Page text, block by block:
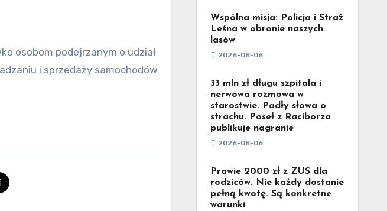
i sprzedaży samochodów
Wspólna misja: Policja i Straż
Leśna w obronie naszych
lasów
2026-08-06
33 mln zł długu szpitala i
nerwowa rozmowa w
starostwie. Padły słowa o
strachu. Poseł z Raciborza
publikuje nagranie
2026-08-06
Prawie 2000 zł z ZUS dla
rodziców. Nie każdy dostanie
pełną kwotę. Są konkretne
warunki